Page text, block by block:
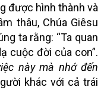
được hình thành và
thâu, Chúa Giêsu
ta rằng: “Ta quan
cuộc đời của con”.
này mà nhớ đến
khác với cả trái